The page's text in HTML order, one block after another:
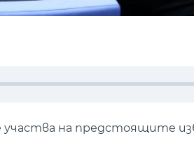
на предстоящите